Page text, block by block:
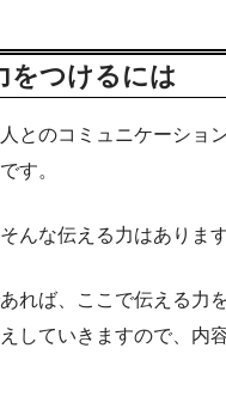
をつけるには
とのコミュニケーショ
す。
んな伝える力はあります
れば、ここで伝える力
していきますので、内